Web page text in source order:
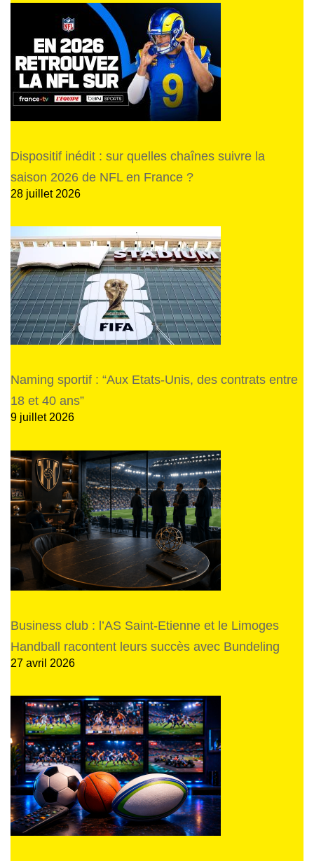
Dispositif inédit : sur quelles chaînes suivre la
saison 2026 de NFL en France ?
28 juillet 2026
Naming sportif : “Aux Etats-Unis, des contrats entre
18 et 40 ans”
9 juillet 2026
Business club : l’AS Saint-Etienne et le Limoges
Handball racontent leurs succès avec Bundeling
27 avril 2026